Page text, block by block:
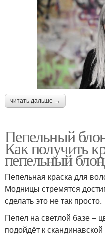
читать дальше →
Пепельный
Как получить
пепельный
Пепельная краска для
Модницы стремятся
сделать это не так просто.
Пепел на светлой базе –
подойдёт к